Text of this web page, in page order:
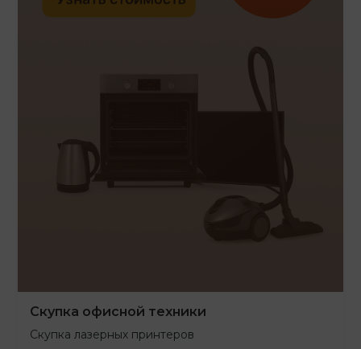
Скупка офисной техники
Скупка лазерных принтеров